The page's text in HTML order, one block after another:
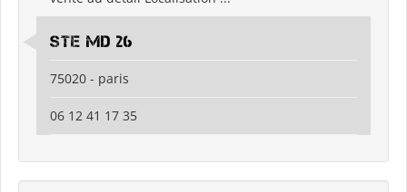
Ste md 26
75020 - paris
06 12 41 17 35